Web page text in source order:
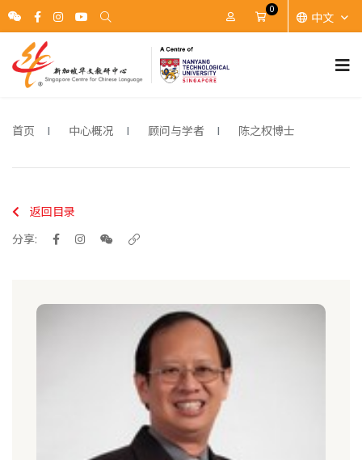
账户 Cart
0
中文
首页 中心概况 顾问与学者 陈之权博士
返回目录
分享: